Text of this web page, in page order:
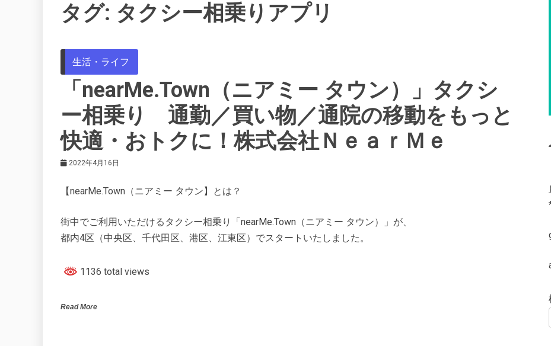
タグ: タクシー相乗りアプリ
生活・ライフ
「nearMe.Town（ニアミー タウン）」タクシ
ー相乗り 通勤／買い物／通院の移動をもっと
快適・おトクに！株式会社ＮｅａｒＭｅ
2022年4月16日
【nearMe.Town（ニアミー タウン】とは？
街中でご利用いただけるタクシー相乗り「nearMe.Town（ニアミー タウン）」が、
都内4区（中央区、千代田区、港区、江東区）でスタートいたしました。
1136 total views
Read More